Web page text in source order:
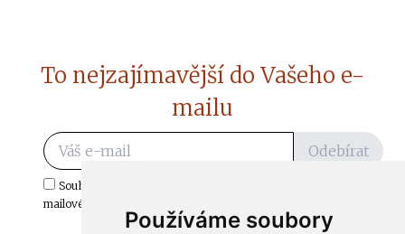
Používáme soubory
To nejzajímavější do Vašeho e-
mailu
Odebírat
Souhlasím s odběrem důležitých zpráv ze ČtiDoma.cz do mé e-
mailové schránky.